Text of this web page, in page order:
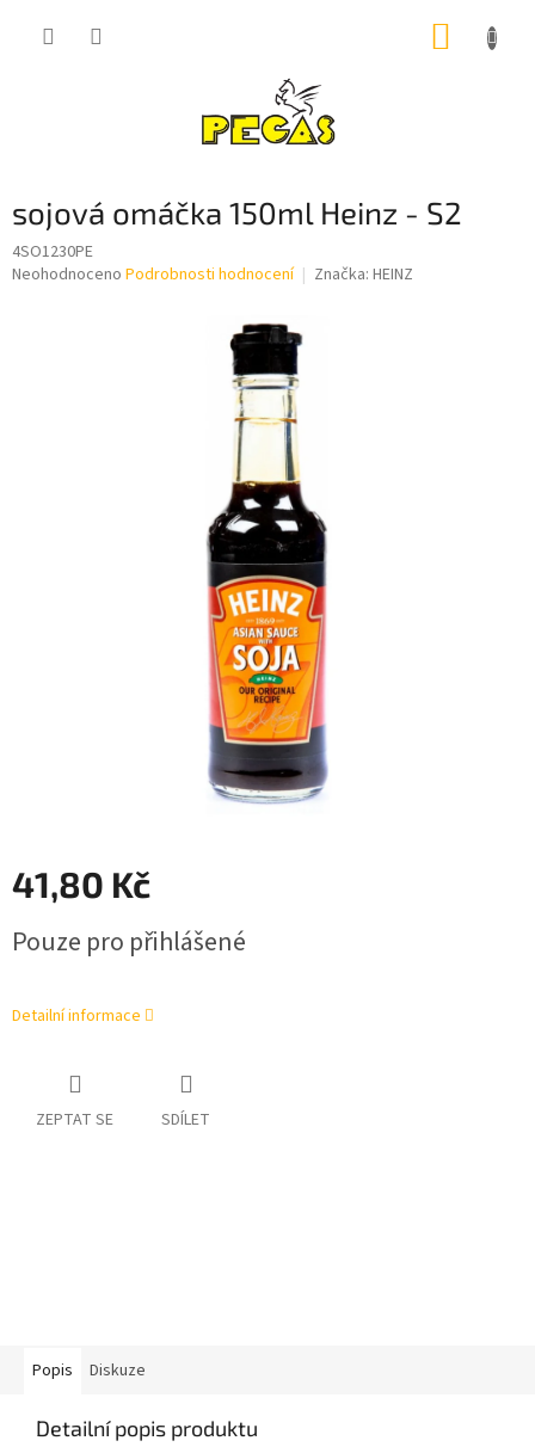
sojová omáčka 150ml Heinz - S2
4SO1230PE
Průměrné
Neohodnoceno Podrobnosti hodnocení Značka: HEINZ
41,80 Kč
cena:
Pouze pro přihlášené
Detailní informace
ZEPTAT SE SDÍLET
Popis Diskuze
Detailní popis produktu